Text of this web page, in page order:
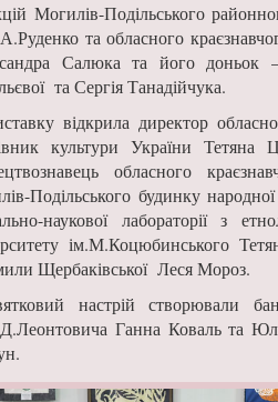
Могилів-Подільського
та обласного
Салюка та його
та Сергія Танадійчука.
відкрила директор
культури України Тетяна
обласного
Подільського будинку
наукової лабораторії з
ім.М.Коцюбинського
Щербаківської Леся Мороз.
настрій створювали
Ганна Коваль та